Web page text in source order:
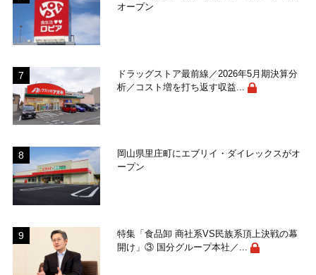
オープン
ドラッグストア最前線／2026年5月期決算分
析／コスト増を打ち返す収益...
岡山県里庄町にエブリイ・ダイレックスがオ
ープン
特集「食品卸 商社系VS民族系頂上決戦の幕
開け」③ 国分グループ本社／...